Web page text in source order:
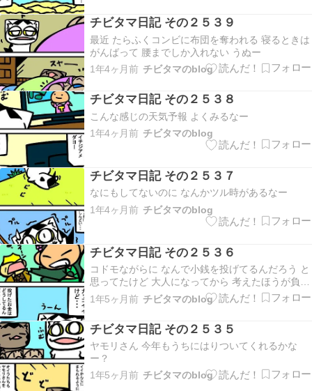
チビタマ日記 その２５３９
最近 たらふくコンビに布団を奪われる 寝るときは
がんばって 腰までしか入れない うぬー
1年4ヶ月前 チビタマのblog
チビタマ日記 その２５３８
こんな感じの天気予報 よくみるなー
1年4ヶ月前 チビタマのblog
チビタマ日記 その２５３７
なにもしてないのに なんかツル時があるなー
1年4ヶ月前 チビタマのblog
チビタマ日記 その２５３６
コドモながらに なんで小銭を投げてるんだろう と
思ってたけど 大人になってから 考えたほうが負け
なんだろうなと 思うこのごろ
1年5ヶ月前 チビタマのblog
チビタマ日記 その２５３５
ヤモリさん 今年もうちにはりついてくれるかな
ー？
1年5ヶ月前 チビタマのblog